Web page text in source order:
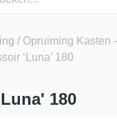
/ Opruiming Kasten
‘Luna’ 180
180